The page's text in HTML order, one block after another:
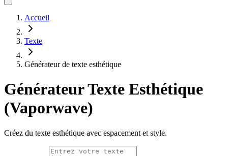
Accueil
Texte
Générateur de texte esthétique
Générateur Texte Esthétique
(Vaporwave)
Créez du texte esthétique avec espacement et style.